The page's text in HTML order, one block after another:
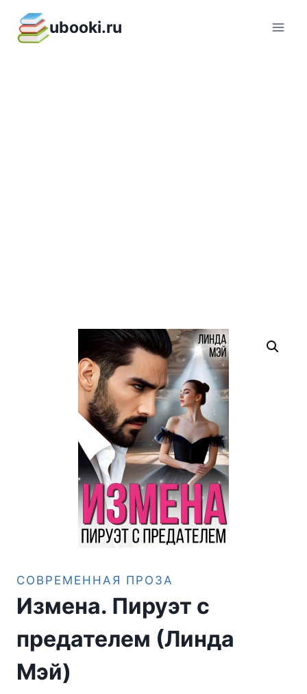
содержимому
ubooki.ru
СОВРЕМЕННАЯ ПРОЗА
Измена. Пируэт с
предателем (Линда
Мэй)